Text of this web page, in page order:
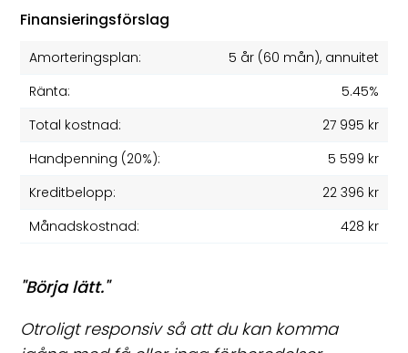
Finansieringsförslag
Amorteringsplan: 5 år(60 mån), annuitet
Ränta:
5.45%
Total kostnad:
27 995 kr
Handpenning (20%):
5 599 kr
Kreditbelopp:
22 396 kr
Månadskostnad:
428 kr
"Börja lätt."
Otroligt responsiv så att du kan komma